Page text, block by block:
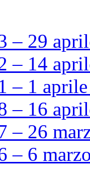
– 29
– 14
– 1
– 16
– 26
– 6